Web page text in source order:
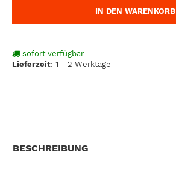
IN DEN WARENKORB
sofort verfügbar
Lieferzeit: 1 - 2 Werktage
BESCHREIBUNG